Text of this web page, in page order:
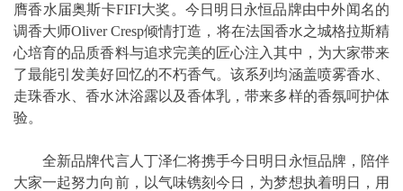
膺香水届奥斯卡FIFI大奖。今日明日永恒品牌由中外闻名的
调香大师Oliver Cresp倾情打造，将在法国香水之城格拉斯精
心培育的品质香料与追求完美的匠心注入其中，为大家带来
了最能引发美好回忆的不朽香气。该系列均涵盖喷雾香水、
走珠香水、香水沐浴露以及香体乳，带来多样的香氛呵护体
验。
全新品牌代言人丁泽仁将携手今日明日永恒品牌，陪伴
大家一起努力向前，以气味镌刻今日，为梦想执着明日，用